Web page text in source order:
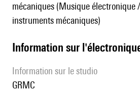
mécaniques (Musique électronique
instruments mécaniques)
Information sur
Information sur le studio
GRMC